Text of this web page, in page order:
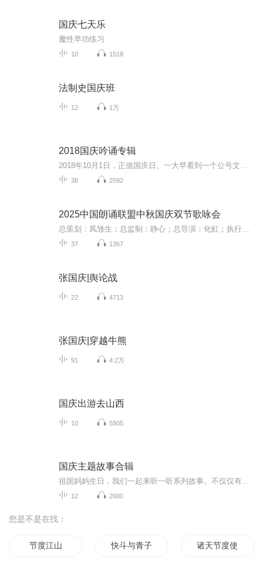
国庆七天乐
魔性早功练习
10 1518
法制史国庆班
12 1万
2018国庆吟诵专辑
38 2592
2025中国朗诵联盟中秋国庆双节歌咏会
37 1367
张国庆|舆论战
22 4713
张国庆|穿越牛熊
91 4.2万
国庆出游去山西
10 5805
国庆主题故事合辑
12 2600
您是不是在找：
节度江山 快斗与青子的情人节 诸天节度使